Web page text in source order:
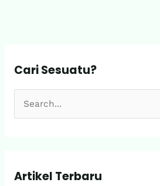
Cari Sesuatu?
c
Artikel Terbaru